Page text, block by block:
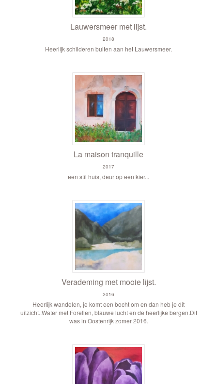
Lauwersmeer met lijst.
2018
Heerlijk schilderen buiten aan het Lauwersmeer.
La maison tranquille
2017
een stil huis, deur op een kier...
Verademing met mooie lijst.
2016
Heerlijk wandelen, je komt een bocht om en dan heb je dit
uitzicht..Water met Forellen, blauwe lucht en de heerlijke bergen.Dit
was in Oostenrijk zomer 2016.